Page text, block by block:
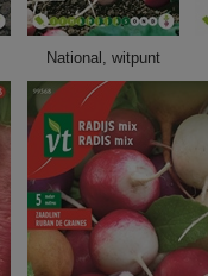
National, witpunt